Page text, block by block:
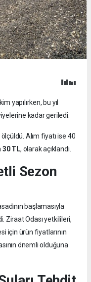
yapılırken, bu yıl
kadar geriledi.
Alım fiyatı ise 40
30 TL, olarak açıklandı.
Sezon
başlamasıyla
Ziraat Odası yetkilileri,
için ürün fiyatlarının
önemli olduğuna